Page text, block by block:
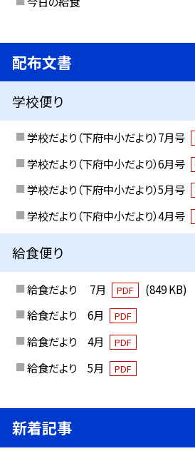
配布文書
学校便り
学校だより（下府中小だより）7月号
学校だより（下府中小だより）6月号
学校だより（下府中小だより）5月号
学校だより（下府中小だより）4月号
給食便り
給食だより 7月 PDF
(849 KB)
給食だより 6月
PDF
給食だより 4月 PDF
給食だより 5月 PDF
新着記事